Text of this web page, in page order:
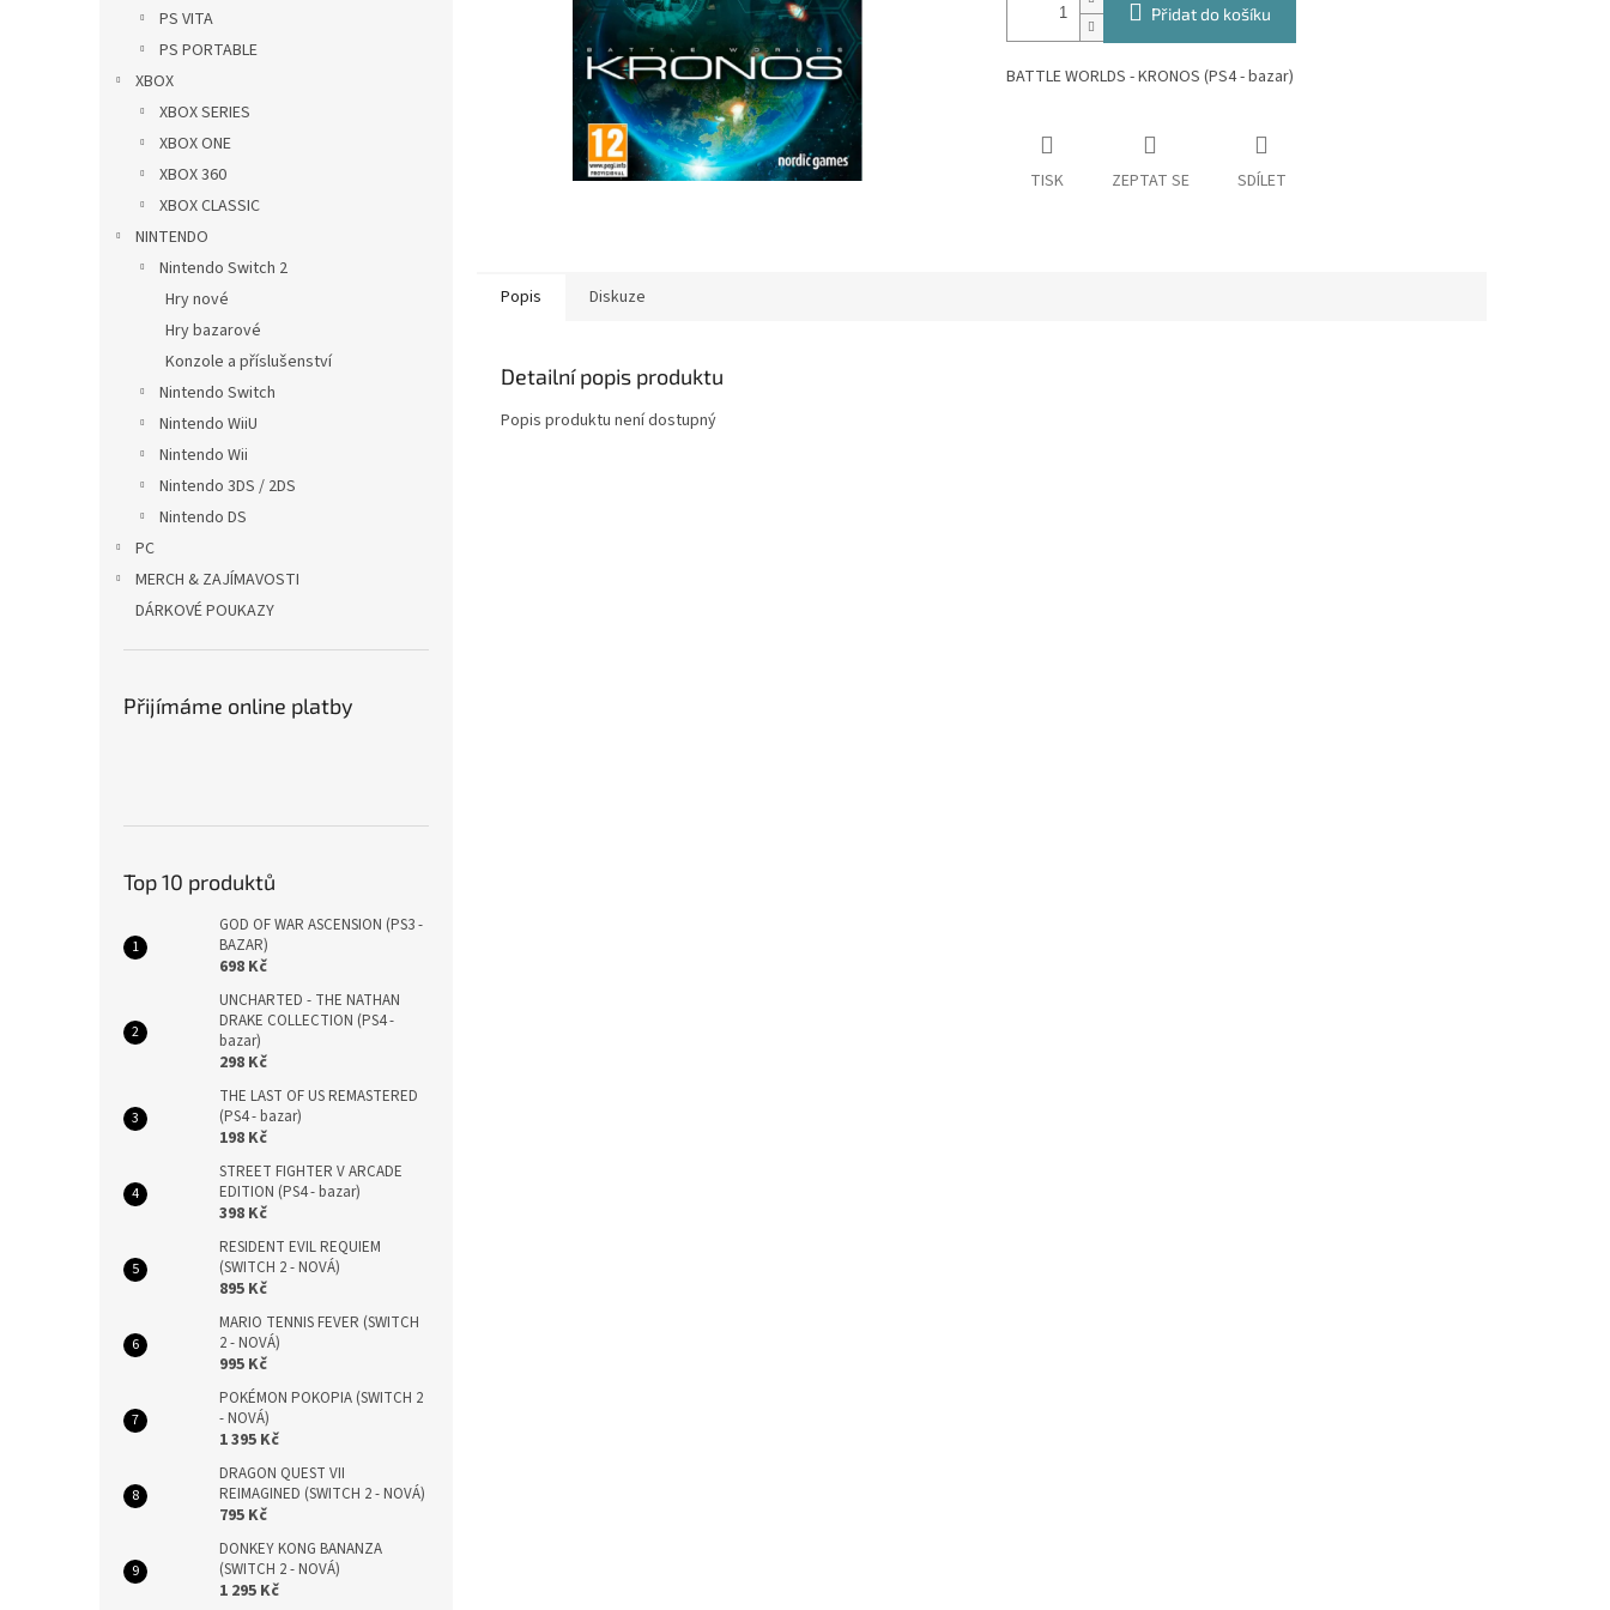
PS VITA
PS PORTABLE
XBOX
XBOX SERIES
XBOX ONE
XBOX 360
XBOX CLASSIC
NINTENDO
Nintendo Switch 2
Hry nové
Hry bazarové
Konzole a příslušenství
Nintendo Switch
Nintendo WiiU
Nintendo Wii
Nintendo 3DS / 2DS
Nintendo DS
PC
MERCH & ZAJÍMAVOSTI
DÁRKOVÉ POUKAZY
Přijímáme online platby
Top 10 produktů
GOD OF WAR ASCENSION (PS3 -
BAZAR)
698 Kč
UNCHARTED - THE NATHAN
DRAKE COLLECTION (PS4 -
bazar)
298 Kč
THE LAST OF US REMASTERED
(PS4 - bazar)
198 Kč
STREET FIGHTER V ARCADE
EDITION (PS4 - bazar)
398 Kč
RESIDENT EVIL REQUIEM
(SWITCH 2 - NOVÁ)
895 Kč
MARIO TENNIS FEVER (SWITCH
2 - NOVÁ)
995 Kč
POKÉMON POKOPIA (SWITCH 2
- NOVÁ)
1 395 Kč
DRAGON QUEST VII
REIMAGINED (SWITCH 2 - NOVÁ)
795 Kč
DONKEY KONG BANANZA
(SWITCH 2 - NOVÁ)
1 295 Kč
Přidat do košíku
BATTLE WORLDS - KRONOS (PS4 - bazar)
TISK ZEPTAT SE SDÍLET
Popis Diskuze
Detailní popis produktu
Popis produktu není dostupný